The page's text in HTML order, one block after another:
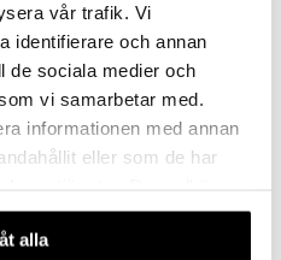
vår trafik. Vi
identifierare och annan
de sociala medier och
vi samarbetar med.
informationen med annan
eller som de har
av vår webbplats.
alla